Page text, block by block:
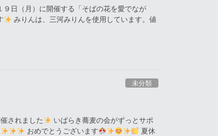
９日（月）に開催する「そばの花を愛でなが
みりんは、三河みりんを使用しています。値
未分類
されました
いばらき蕎麦の会がずっとサポ
おめでとうございます
夏休